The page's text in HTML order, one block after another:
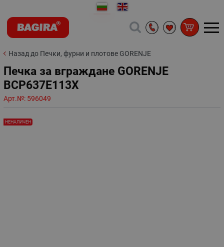
Назад до Печки, фурни и плотове GORENJE
Печка за вграждане GORENJE
BCP637E113X
Арт.№: 596049
НЕНАЛИЧЕН